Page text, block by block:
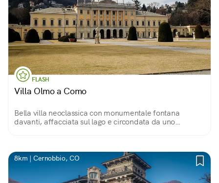
FLASH
Villa Olmo a Como
Bella villa neoclassica con monumentale fontana
davanti, affacciata sul lago e circondata da uno
8km | Cernobbio, CO